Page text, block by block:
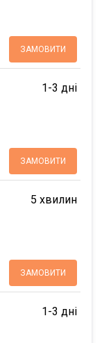
ЗАМОВИТИ
1-3 дні
ЗАМОВИТИ
5 хвилин
ЗАМОВИТИ
1-3 дні